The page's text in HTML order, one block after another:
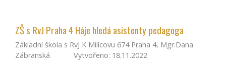
ZŠ s RvJ Praha 4 Háje hledá asistenty pedagoga
Základní škola s RvJ K Milícovu 674 Praha 4, Mgr.Dana
Zábranská
Vytvořeno: 18.11.2022